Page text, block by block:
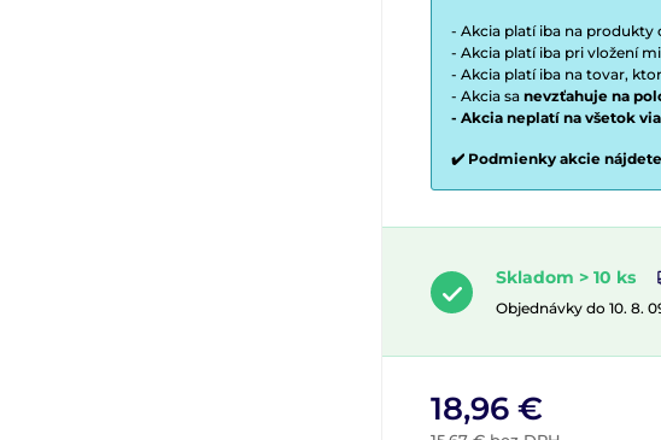
- Akcia platí iba na produkty
- Akcia platí iba pri vložení
- Akcia platí iba na tovar,
- Akcia sa nevzťahuje na
- Akcia neplatí na všetok
✔️ Podmienky akcie nájdete
Skladom > 10 ks
Objednávky do 10. 8.
18,96 €